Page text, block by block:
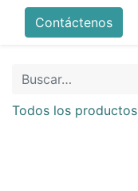
Contáctenos
Todos los productos